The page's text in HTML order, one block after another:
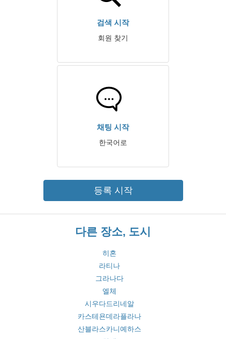
검색 시작
회원 찾기
채팅 시작
한국어로
등록 시작
다른 장소, 도시
히혼
라티나
그라나다
엘체
시우다드리네알
카스테욘데라플라나
산블라스카니예하스